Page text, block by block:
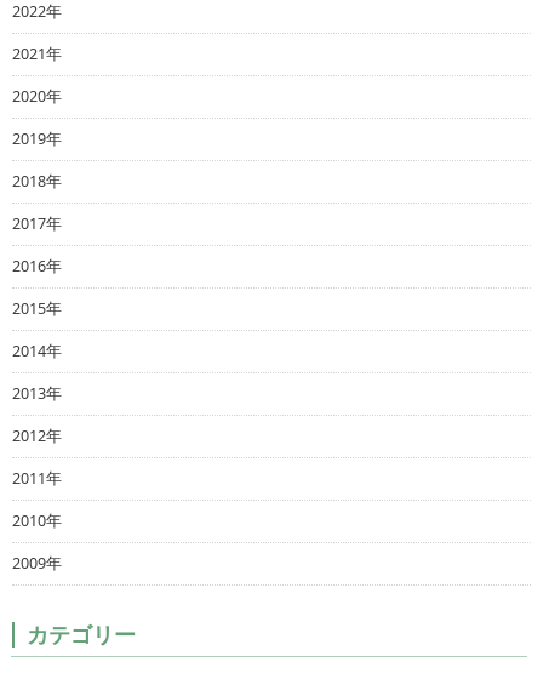
2022年
2021年
2020年
2019年
2018年
2017年
2016年
2015年
2014年
2013年
2012年
2011年
2010年
2009年
カテゴリー